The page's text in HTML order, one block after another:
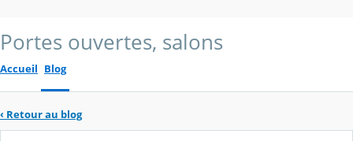
Portes ouvertes, salons
Accueil Blog
‹ Retour au blog